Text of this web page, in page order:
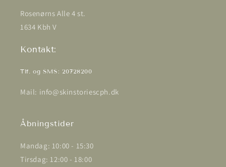
Rosenørns Alle 4 st.
1634 Kbh V
Kontakt:
Tlf. og SMS: 20728200
Mail: info@skinstoriescph.dk
Åbningstider
Mandag: 10:00 - 15:30
Tirsdag: 12:00 - 18:00